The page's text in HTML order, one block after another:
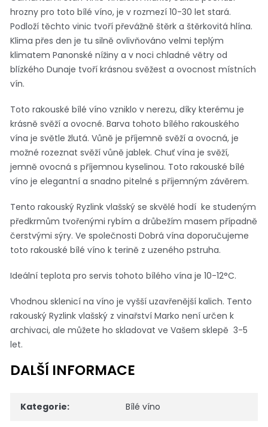
hrozny pro toto bílé víno, je v rozmezí 10-30 let stará.
Podloží těchto vinic tvoří převážně štěrk a štěrkovitá hlína.
Klima přes den je tu silně ovlivňováno velmi teplým
klimatem Panonské nížiny a v noci chladné větry od
blízkého Dunaje tvoří krásnou svěžest a ovocnost místních
vín.
Toto rakouské bílé víno vzniklo v nerezu, díky kterému je
krásně svěží a ovocné. Barva tohoto bílého rakouského
vína je světle žlutá. Vůně je příjemně svěží a ovocná, je
možné rozeznat svěží vůně jablek. Chuť vína je svěží,
jemně ovocná s příjemnou kyselinou. Toto rakouské bílé
víno je elegantní a snadno pitelné s příjemným závěrem.
Tento rakouský Ryzlink vlašský se skvělé hodí ke studeným
předkrmům tvořenými rybím a drůbežím masem případně
čerstvými sýry. Ve společnosti Dobrá vína doporučujeme
toto rakouské bílé víno k terině z uzeného pstruha.
Ideální teplota pro servis tohoto bílého vína je 10-12°C.
Vhodnou sklenicí na víno je vyšší uzavřenější kalich. Tento
rakouský Ryzlink vlašský z vinařství Marko není určen k
archivaci, ale můžete ho skladovat ve Vašem sklepě 3-5
let.
DALŠÍ INFORMACE
Kategorie: Bílé víno